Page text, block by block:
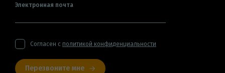
Электронная почта
Согласен с политикой конфиденциальности
Перезвоните мне